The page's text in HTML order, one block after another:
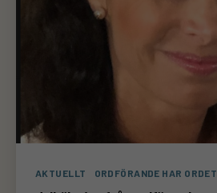
Kategorier
AKTUELLT ORDFÖRANDE HAR ORDET